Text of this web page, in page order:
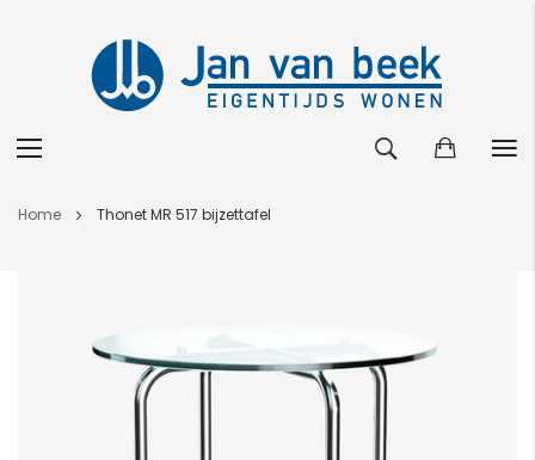
Ga
Home Thonet MR 517 bijzettafel